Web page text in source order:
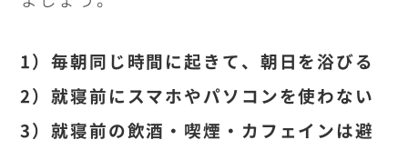
1）毎朝同じ時間に起きて、朝日を浴びる
2）就寝前にスマホやパソコンを使わない
3）就寝前の飲酒・喫煙・カフェインは避